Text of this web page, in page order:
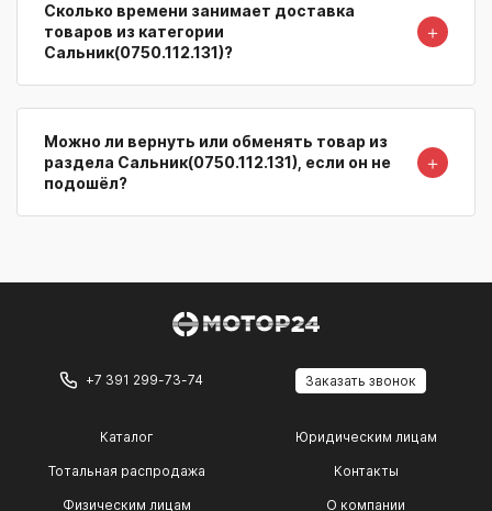
Сколько времени занимает доставка
товаров из категории
Сальник(0750.112.131)?
＋
Можно ли вернуть или обменять товар из
раздела Сальник(0750.112.131), если он не
подошёл?
＋
+7 391 299-73-74 Заказать звонок
Каталог
Тотальная распродажа
Физическим лицам
Юридическим лицам
Контакты
О компании